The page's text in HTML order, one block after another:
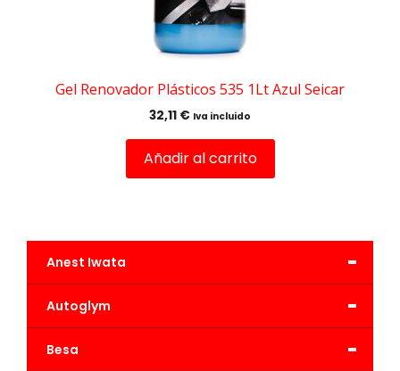
Gel Renovador Plásticos 535 1Lt Azul Seicar
32,11 € Iva incluido
Añadir al carrito
-
Anest Iwata
-
Autoglym
-
Besa